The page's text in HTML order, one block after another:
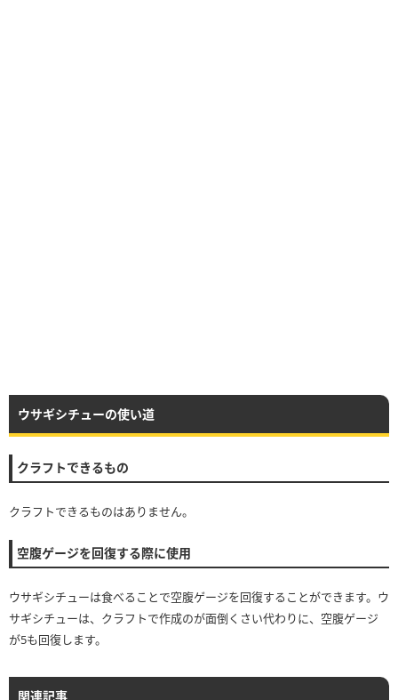
ウサギシチューの使い道
クラフトできるもの
クラフトできるものはありません。
空腹ゲージを回復する際に使用
ウサギシチューは食べることで空腹ゲージを回復することができます。ウ
サギシチューは、クラフトで作成のが面倒くさい代わりに、空腹ゲージ
が5も回復します。
関連記事